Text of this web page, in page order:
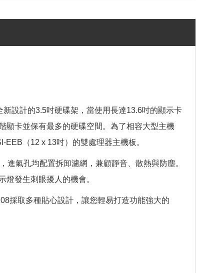
設計的3.5吋硬碟架，當使用長達13.6吋的顯示卡
顯卡並保有最多的硬碟空間。為了相容大型主機
（12 x 13吋）的雙處理器主機板。
氣孔均配置拆卸濾網，兼顧靜音、散熱與防塵。
發生刺眼擾人的機會。
採取多種貼心設計，讓您輕易打造功能強大的